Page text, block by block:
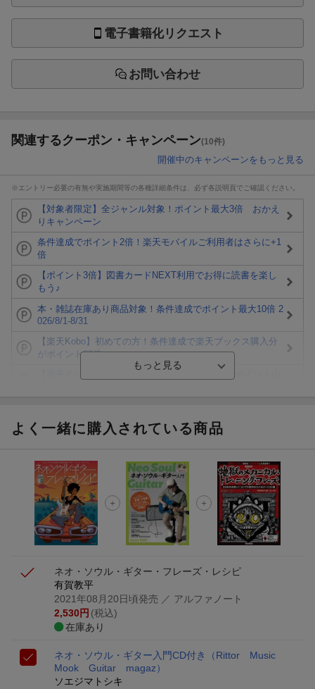
電子書籍化リクエスト
お問い合わせ
関連するクーポン・キャンペーン(10件)
開催中のキャンペーンをもっと見る
※エントリー必要の有無や実施期間等の各種詳細条件は、必ず各説明頁でご確認ください。
【対象者限定】全ジャンル対象！ポイント最大3倍 おかえ
りキャンペーン
条件達成でポイント2倍！楽天モバイルご利用者はさらに+1
倍
【ポイント3倍】図書カードNEXT利用でお得に読書を楽し
もう♪
本・雑誌在庫あり商品対象！条件達成でポイント最大10倍 2
026/8/1-8/31
【楽天Kobo】初めての方！条件達成で楽天ブックス購入分
がポイント20倍
ト山分け
エントリー＆3,000円以上購入で無料データSIM（3GB/月プ
ラン）が当たる！
楽天モバイル紹介キャンペーンの拡散で300円OFFクーポン
進呈
よく一緒に購入されている商品
ネオ・ソウル・ギター・フレーズ・レシピ
有賀教平
2021年08月20日頃発売 ／ アルファノート
2,530円 (税込)
在庫あり
ネオ・ソウル・ギター入門CD付き
（Rittor Music
Mook Guitar magaz）
ソエジマトシキ